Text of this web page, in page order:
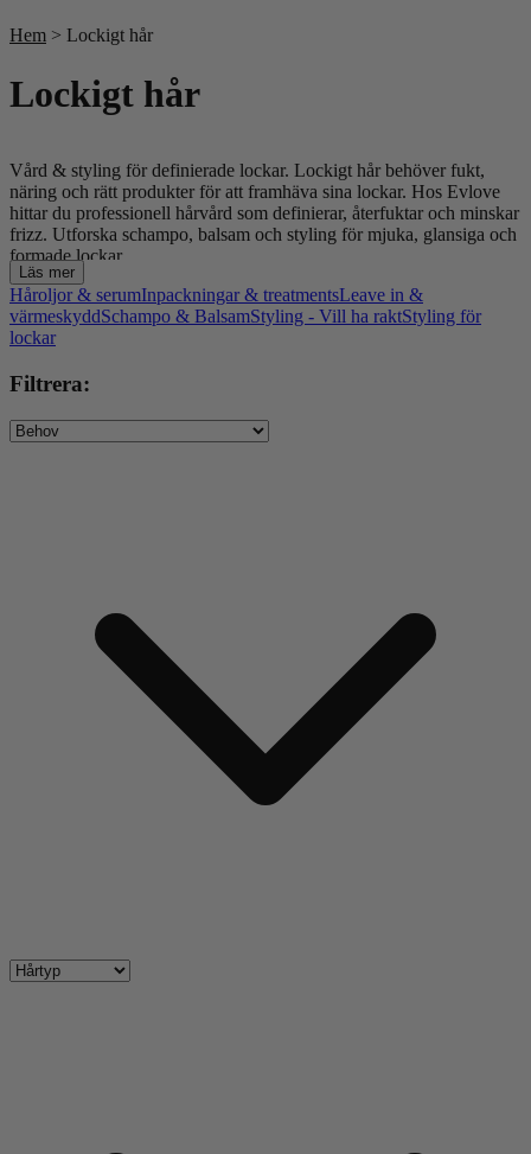
Hem > Lockigt hår
Lockigt hår
Vård & styling för definierade lockar. Lockigt hår behöver fukt,
näring och rätt produkter för att framhäva sina lockar. Hos Evlove
hittar du professionell hårvård som definierar, återfuktar och minskar
frizz. Utforska schampo, balsam och styling för mjuka, glansiga och
formade lockar.
Läs mer
Håroljor & serumInpackningar & treatmentsLeave in &
värmeskyddSchampo & BalsamStyling - Vill ha raktStyling för
lockar
Filtrera: